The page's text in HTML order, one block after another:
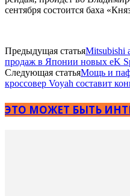
сентября состоится баха
Предыдущая статьяMitsubishi
продаж в Японии новых eK
Следующая статьяМощь и
кроссовер Voyah составит
ЭТО МОЖЕТ БЫТЬ